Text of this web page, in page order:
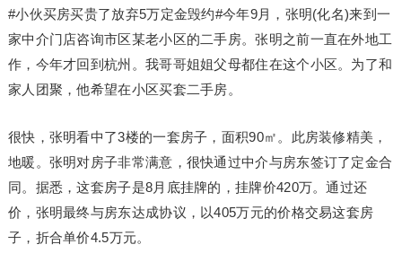
#小伙买房买贵了放弃5万定金毁约#今年9月，张明(化名)来到一
家中介门店咨询市区某老小区的二手房。张明之前一直在外地工
作，今年才回到杭州。我哥哥姐姐父母都住在这个小区。为了和
家人团聚，他希望在小区买套二手房。
很快，张明看中了3楼的一套房子，面积90㎡。此房装修精美，
地暖。张明对房子非常满意，很快通过中介与房东签订了定金合
同。据悉，这套房子是8月底挂牌的，挂牌价420万。通过还
价，张明最终与房东达成协议，以405万元的价格交易这套房
子，折合单价4.5万元。